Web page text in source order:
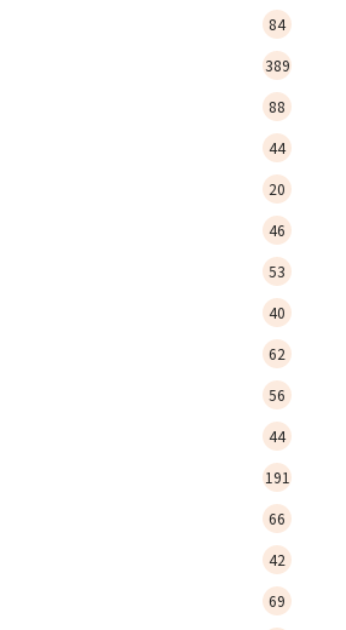
84
389
88
44
20
46
53
40
62
56
44
191
66
42
69